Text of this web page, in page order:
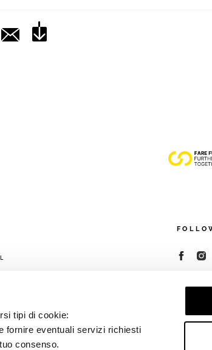
tipi di cookie:
fornire eventuali servizi richiesti
consenso.
© 2026 -
R.E.A. BO